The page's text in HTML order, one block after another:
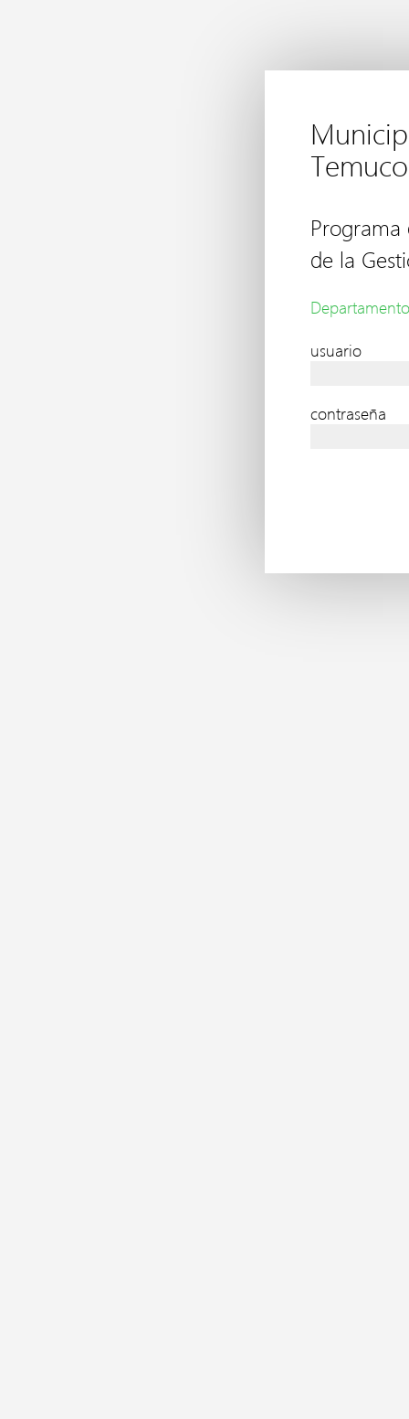
Temuco
de la
usuario
contraseña